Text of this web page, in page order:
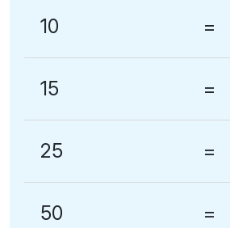
10 =
15 =
25 =
50 =